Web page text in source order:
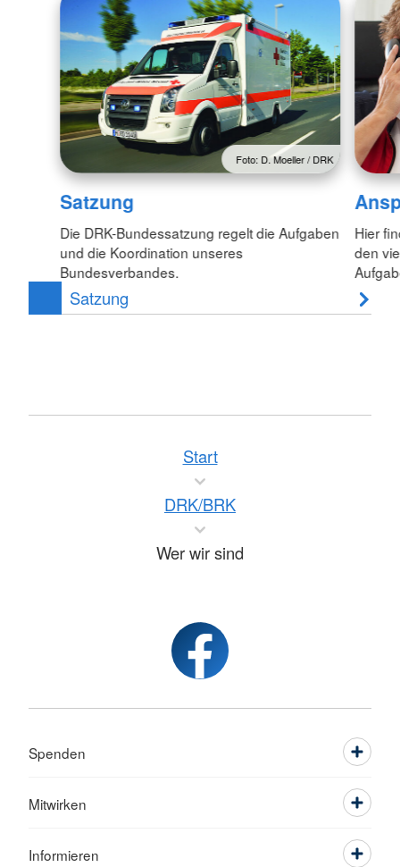
Foto: D. Moeller / DRK
Satzung
Die DRK-Bundessatzung regelt die Aufgaben
und die Koordination unseres
Bundesverbandes.
Hier
den
Satzung
Start
DRK/BRK
Wer wir sind
Spenden
Mitwirken
Informieren